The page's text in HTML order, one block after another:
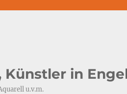
Künstler in
u.v.m.